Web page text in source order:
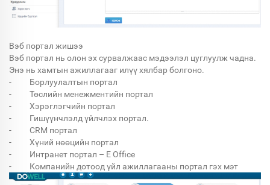
Вэб портал жишээ
Вэб портал нь олон эх сурвалжаас мэдээлэл цуглуулж чадна.
Энэ нь хамтын ажиллагааг илүү хялбар болгоно.
- Борлуулалтын портал
- Төслийн менежментийн портал
- Хэрэглэгчийн портал
- Гишүүнчлэлд үйлчлэх портал.
- CRM портал
- Хүний нөөцийн портал
- Интранет портал – E Office
- Компанийн дотоод үйл ажиллагааны портал гэх мэт